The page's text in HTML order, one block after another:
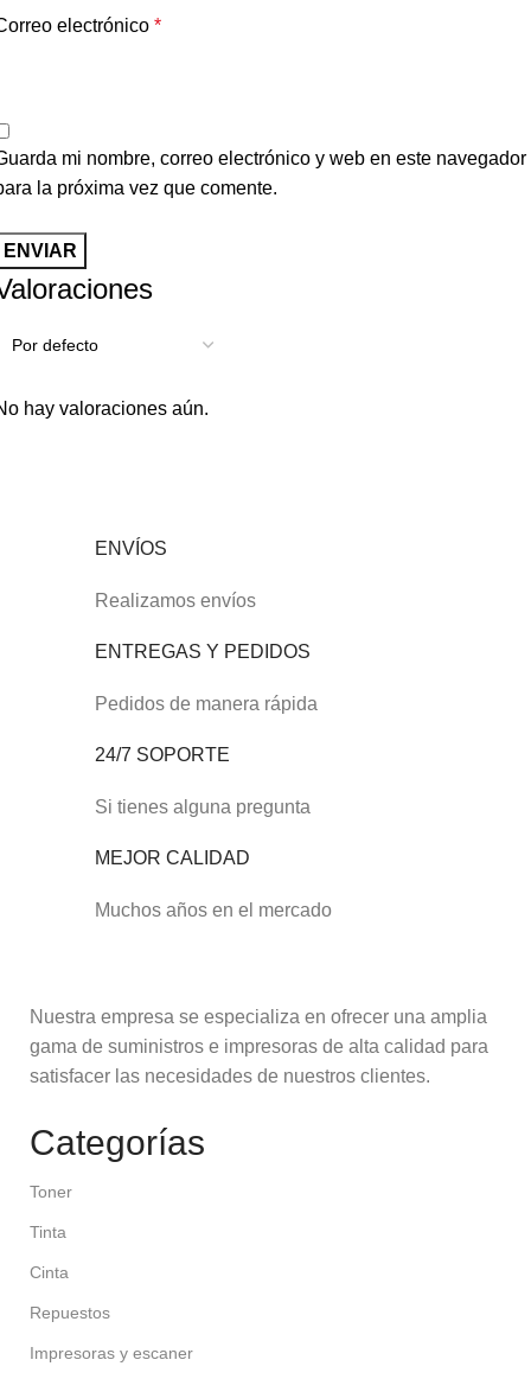
hay valoraciones aún.
electrónico *
mi nombre, correo electrónico y web en este navegador
la próxima vez que comente.
ENVÍOS
Realizamos envíos
ENTREGAS Y PEDIDOS
Pedidos de manera rápida
24/7 SOPORTE
Si tienes alguna pregunta
MEJOR CALIDAD
Muchos años en el mercado
Nuestra empresa se especializa en ofrecer una amplia
gama de suministros e impresoras de alta calidad para
satisfacer las necesidades de nuestros clientes.
Categorías
Toner
Tinta
Cinta
Repuestos
Impresoras y escaner